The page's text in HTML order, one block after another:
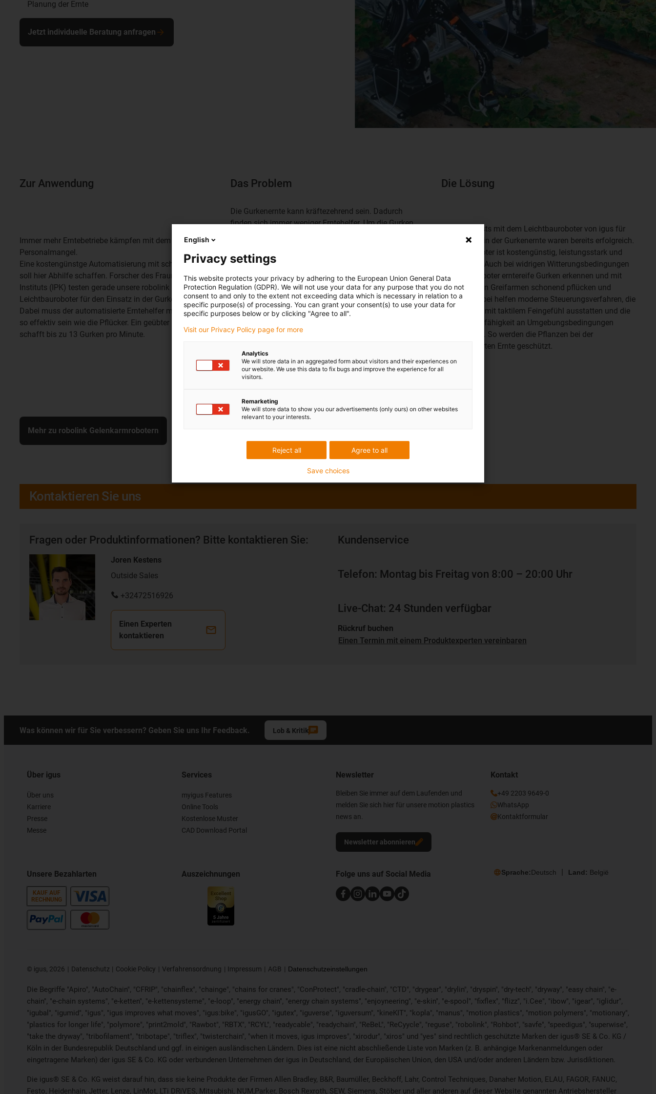
Planung der Ernte
Jetzt individuelle Beratung anfragen
Zur Anwendung
Immer mehr Erntebetriebe kämpfen mit dem
Personalmangel.
Eine kostengünstge Automatisierung mit schnellem ROI
soll hier Abhilfe schaffen. Forscher des Fraunhofer
Instituts (IPK) testen gerade unsere robolink
Leichtbauroboter für den Einsatz in der Gurkenernte.
Dabei muss der automatisierte Erntehelfer mindestens
so effektiv sein wie die Pflücker. Ein geübter Pflücker
schafft bis zu 13 Gurken pro Minute.
Das Problem
Die Gurkenernte kann kräftezehrend sein. Dadurch
finden sich immer weniger Erntehelfer. Um die Gurken
stundenlang. Der steigende Personalmangel sorgt nicht
für hohe Ernteeinbußen.
Eine Automatisierungslösung würde hier Abhilfe
schaffen. Diese muss jedoch inbesondere für kleine
Betriebe dieser Art kostengünstig sein, damit sie sich
lohnt. Das Fraunhofer-Institut für Produktionsanlagen
kostengünstigen Automatisierungslösung und setzt
dabei unsere robolink Leichtbauroboter ein.
Die Lösung
Erste Feldtests mit dem Leichtbauroboter von igus für
den Einsatz in der Gurkenernte waren bereits erfolgreich.
Der Erneroboter ist kostengünstig, leistungsstark und
zuverlässig. Auch bei widrigen Witterungsbedingungen
kann der Roboter erntereife Gurken erkennen und mit
seinen beiden Greifarmen schonend pflücken und
ablegen. Dabei helfen moderne Steuerungsverfahren, die
den Roboter mit taktilem Feingefühl ausstatten und die
Anpassungsfähigkeit an Umgebungsbedingungen
ermöglichen. So werden die Pflanzen bei der
automatisierten Ernte geschützt.
Mehr zu robolink Gelenkarmrobotern
Kontaktieren Sie uns
Fragen oder Produktinformationen? Bitte kontaktieren Sie:
Joren Kestens
Outside Sales
+32472516926
Einen Experten
kontaktieren
Kundenservice
Telefon: Montag bis Freitag von 8:00 – 20:00 Uhr
Live-Chat: 24 Stunden verfügbar
Rückruf buchen
Einen Termin mit einem Produktexperten vereinbaren
Was können wir für Sie verbessern? Geben Sie uns Ihr Feedback. Lob & Kritik
Über igus
Über uns
Karriere
Presse
Messe
Unsere Bezahlarten
KAUF AUF
RECHNUNG
Services
myigus Features
Online Tools
Kostenlose Muster
CAD Download Portal
Auszeichnungen
Newsletter
Bleiben Sie immer auf dem Laufenden und
melden Sie sich hier für unsere motion plastics
news an.
Newsletter abonnieren
Kontakt
+49 2203 9649-0
WhatsApp
Kontaktformular
Folge uns auf Social Media Sprache:Deutsch Land: België
© igus, 2026 Datenschutz Cookie Policy Verfahrensordnung Impressum AGB Datenschutzeinstellungen
Die Begriffe "Apiro", "AutoChain", "CFRIP", "chainflex", "chainge", "chains for cranes", "ConProtect", "cradle-chain", "CTD", "drygear", "drylin", "dryspin", "dry-tech", "dryway", "easy chain", "e-
chain", "e-chain systems", "e-ketten", "e-kettensysteme", "e-loop", "energy chain", "energy chain systems", "enjoyneering", "e-skin", "e-spool", "fixflex", "flizz", "i.Cee", "ibow", "igear", "iglidur",
"igubal", "igumid", "igus", "igus improves what moves", "igus:bike", "igusGO", "igutex", "iguverse", "iguversum", "kineKIT", "kopla", "manus", "motion plastics", "motion polymers", "motionary",
"plastics for longer life", "polymore", "print2mold", "Rawbot", "RBTX", "RCYL", "readycable", "readychain", "ReBeL", "ReCyycle", "reguse", "robolink", "Rohbot", "savfe", "speedigus", "superwise",
"take the dryway", "tribofilament", "tribotape", "triflex", "twisterchain", "when it moves, igus improves", "xirodur", "xiros" und "yes" sind rechtlich geschützte Marken der igus® SE & Co. KG /
Köln in der Bundesrepublik Deutschland und ggf. in einigen ausländischen Ländern. Dies ist eine nicht abschließende Liste von Marken (z. B. anhängige Markenanmeldungen oder
eingetragene Marken) der igus SE & Co. KG oder verbundenen Unternehmen der igus in Deutschland, der Europäischen Union, den USA und/oder anderen Ländern bzw. Jurisdiktionen.
Die igus® SE & Co. KG weist darauf hin, dass sie keine Produkte der Firmen Allen Bradley, B&R, Baumüller, Beckhoff, Lahr, Control Techniques, Danaher Motion, ELAU, FAGOR, FANUC,
Festo, Heidenhain, Jetter, Lenze, LinMot, LTi DRiVES, Mitsubishi, NUM,Parker, Bosch Rexroth, SEW, Siemens, Stöber und aller anderen auf dieser Website genannten Antriebshersteller
English
Privacy settings
This website protects your privacy by adhering to the European Union General Data
Protection Regulation (GDPR). We will not use your data for any purpose that you do not
consent to and only to the extent not exceeding data which is necessary in relation to a
specific purpose(s) of processing. You can grant your consent(s) to use your data for
specific purposes below or by clicking "Agree to all".
Visit our Privacy Policy page for more
Analytics
We will store data in an aggregated form about visitors and their experiences on
our website. We use this data to fix bugs and improve the experience for all
visitors.
Remarketing
We will store data to show you our advertisements (only ours) on other websites
relevant to your interests.
Agree to all
Reject all
Save choices